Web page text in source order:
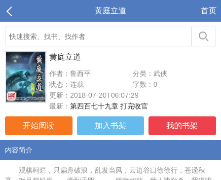
黄庭立道 首页
黄庭立道
作者：鲁西平
分类：武侠
状态：连载
字数：0
更新：2018-07-20T06:07:29
最新： 第四百七十九章 打完收官
开始阅读 加入书架 我的书架
内容简介
观棋柯烂，只扁舟破浪，乱发当风，云边谷口徐徐行，苍迳秋